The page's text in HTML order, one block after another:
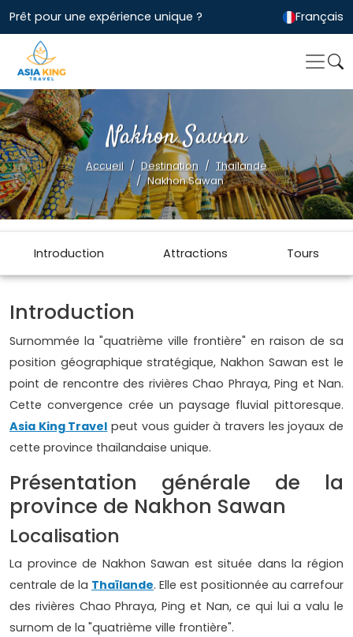
Prêt pour une expérience unique ? Français
Nakhon Sawan
Accueil Destination
Thailande
Nakhon Sawan
Introduction Attractions Tours
Introduction
Surnommée la "quatrième ville frontière" en raison de sa
position géographique stratégique, Nakhon Sawan est le
point de rencontre des rivières Chao Phraya, Ping et Nan.
Cette convergence crée un paysage fluvial pittoresque.
Asia King Travel peut vous guider à travers les joyaux de
cette province thaïlandaise unique.
Présentation générale de la
province de Nakhon Sawan
Localisation
La province de Nakhon Sawan est située dans la région
centrale de la Thaïlande. Elle est positionnée au carrefour
des rivières Chao Phraya, Ping et Nan, ce qui lui a valu le
surnom de la "quatrième ville frontière".